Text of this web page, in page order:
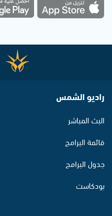
راديو الشمس
البث المباشر
قائمة البرامج
جدول البرامج
بودكاست